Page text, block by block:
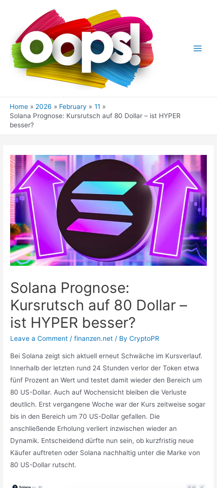
Home 2026 February
11
Solana Prognose: Kursrutsch auf 80 Dollar – ist HYPER
besser?
Solana Prognose:
Kursrutsch auf 80 Dollar –
ist HYPER besser?
Leave a Comment /finanzen.net / ByCryptoPR
Bei Solana zeigt sich aktuell erneut Schwäche im Kursverlauf.
Innerhalb der letzten rund 24 Stunden verlor der Token etwa
fünf Prozent an Wert und testet damit wieder den Bereich um
80 US-Dollar. Auch auf Wochensicht bleiben die Verluste
deutlich. Erst vergangene Woche war der Kurs zeitweise sogar
bis in den Bereich um 70 US-Dollar gefallen. Die
anschließende Erholung verliert inzwischen wieder an
Dynamik. Entscheidend dürfte nun sein, ob kurzfristig neue
Käufer auftreten oder Solana nachhaltig unter die Marke von
80 US-Dollar rutscht.